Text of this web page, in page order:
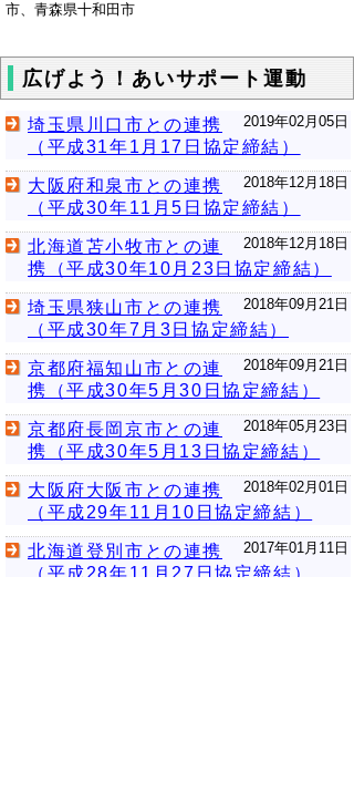
市、青森県十和田市
広げよう！あいサポート運動
2019年02月05日
埼玉県川口市との連携
（平成31年1月17日協定締結）
2018年12月18日
大阪府和泉市との連携
（平成30年11月5日協定締結）
2018年12月18日
北海道苫小牧市との連
携（平成30年10月23日協定締結）
2018年09月21日
埼玉県狭山市との連携
（平成30年7月3日協定締結）
2018年09月21日
京都府福知山市との連
携（平成30年5月30日協定締結）
2018年05月23日
京都府長岡京市との連
携（平成30年5月13日協定締結）
2018年02月01日
大阪府大阪市との連携
（平成29年11月10日協定締結）
2017年01月11日
北海道登別市との連携
（平成28年11月27日協定締結）